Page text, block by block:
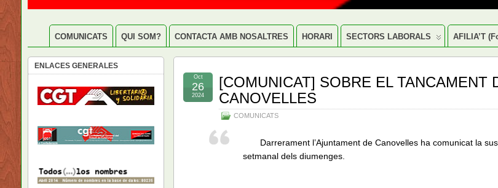
COMUNICATS QUI SOM? CONTACTA AMB NOSALTRES HORARI SECTORS LABORALS AFILIA’T
[COMUNICAT] SOBRE EL TANCAMENT
CANOVELLES
COMUNICATS
Oct
26
2024
Darrerament l’Ajuntament de Canovelles ha comunicat la
setmanal dels diumenges.
ENLACES GENERALES